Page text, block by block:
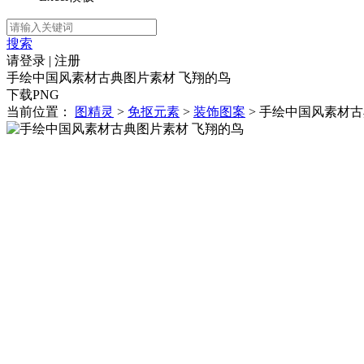
搜索
请登录 | 注册
手绘中国风素材古典图片素材 飞翔的鸟
下载PNG
当前位置：
图精灵 > 免抠元素 > 装饰图案 > 手绘中国风素材